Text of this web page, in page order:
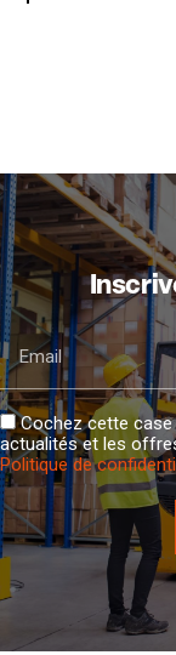
Email
Cochez cette
actualités et les
Politique de